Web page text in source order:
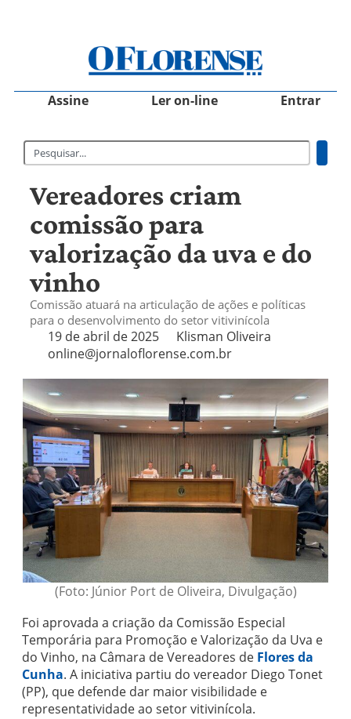
Assine Ler on-line Entrar
Vereadores criam
comissão para
valorização da uva e do
vinho
Comissão atuará na articulação de ações e políticas
para o desenvolvimento do setor vitivinícola
19 de abril de 2025
Klisman Oliveira
online@jornaloflorense.com.br
(Foto: Júnior Port de Oliveira, Divulgação)
Foi aprovada a criação da Comissão Especial
Temporária para Promoção e Valorização da Uva e
do Vinho, na Câmara de Vereadores de Flores da
Cunha. A iniciativa partiu do vereador Diego Tonet
(PP), que defende dar maior visibilidade e
representatividade ao setor vitivinícola.